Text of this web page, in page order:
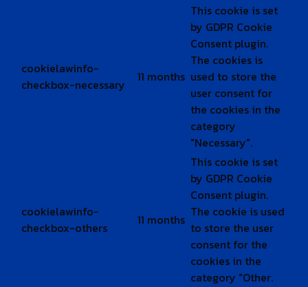
cookielawinfo-
checkbox-necessary
11 months
This cookie is set
by GDPR Cookie
Consent plugin.
The cookies is
used to store the
user consent for
the cookies in the
category
"Necessary".
cookielawinfo-
checkbox-others
11 months
This cookie is set
by GDPR Cookie
Consent plugin.
The cookie is used
to store the user
consent for the
cookies in the
category "Other.